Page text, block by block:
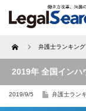
Home 弁護士ランキング
2019年 全国インハ
2019/9/5 弁護士ラン